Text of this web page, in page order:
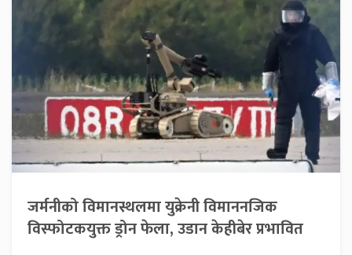
जर्मनीको विमानस्थलमा युक्रेनी विमाननजिक
विस्फोटकयुक्त ड्रोन फेला, उडान केहीबेर प्रभावित